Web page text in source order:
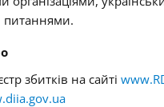
питаннями.
збитків на сайті